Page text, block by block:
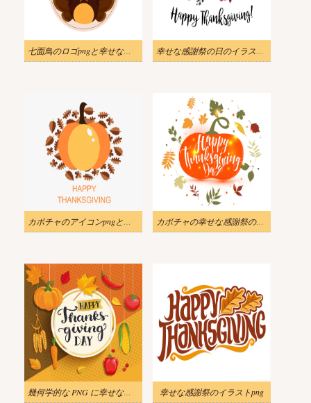
七面鳥のロゴpngと幸せな感謝祭のイラスト 幸せな感謝祭の日のイラストpng
カボチャのアイコンpngと幸せな感謝祭のイラスト カボチャの幸せな感謝祭のイラストpng
幾何学的な PNG に幸せな感謝祭の日のカードを示します 幸せな感謝祭のイラストpng